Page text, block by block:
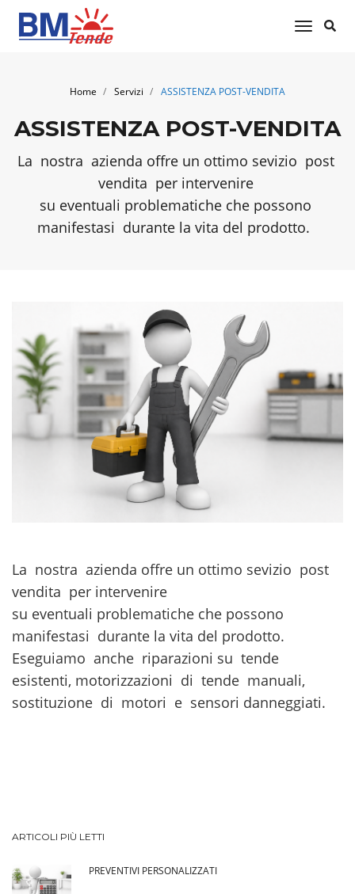
toggle
Home Servizi ASSISTENZA POST-VENDITA
ASSISTENZA POST-VENDITA
La nostra azienda offre un ottimo sevizio post
vendita per intervenire
su eventuali problematiche che possono
manifestasi durante la vita del prodotto.
La nostra azienda offre un ottimo sevizio post
vendita per intervenire
su eventuali problematiche che possono
manifestasi durante la vita del prodotto.
Eseguiamo anche riparazioni su tende
esistenti, motorizzazioni di tende manuali,
sostituzione di motori e sensori danneggiati.
ARTICOLI PIÙ LETTI
PREVENTIVI PERSONALIZZATI